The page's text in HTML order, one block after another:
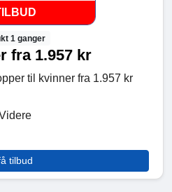
1 ganger
fra 1.957 kr
til kvinner fra 1.957 kr
tilbud